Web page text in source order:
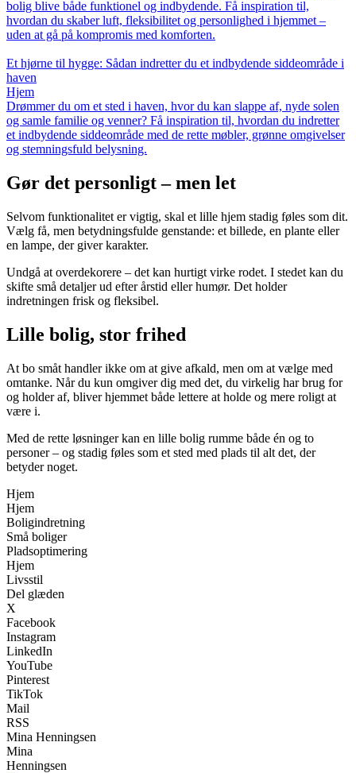
bolig blive både funktionel og indbydende. Få inspiration til,
hvordan du skaber luft, fleksibilitet og personlighed i hjemmet –
uden at gå på kompromis med komforten.
Et hjørne til hygge: Sådan indretter du et indbydende siddeområde i
haven
Hjem
Drømmer du om et sted i haven, hvor du kan slappe af, nyde solen
og samle familie og venner? Få inspiration til, hvordan du indretter
et indbydende siddeområde med de rette møbler, grønne omgivelser
og stemningsfuld belysning.
Gør det personligt – men let
Selvom funktionalitet er vigtig, skal et lille hjem stadig føles som dit.
Vælg få, men betydningsfulde genstande: et billede, en plante eller
en lampe, der giver karakter.
Undgå at overdekorere – det kan hurtigt virke rodet. I stedet kan du
skifte små detaljer ud efter årstid eller humør. Det holder
indretningen frisk og fleksibel.
Lille bolig, stor frihed
At bo småt handler ikke om at give afkald, men om at vælge med
omtanke. Når du kun omgiver dig med det, du virkelig har brug for
og holder af, bliver hjemmet både lettere at holde og mere roligt at
være i.
Med de rette løsninger kan en lille bolig rumme både én og to
personer – og stadig føles som et sted med plads til alt det, der
betyder noget.
Hjem
Hjem
Boligindretning
Små boliger
Pladsoptimering
Hjem
Livsstil
Del glæden
X
Facebook
Instagram
LinkedIn
YouTube
Pinterest
TikTok
Mail
RSS
Mina Henningsen
Mina
Henningsen